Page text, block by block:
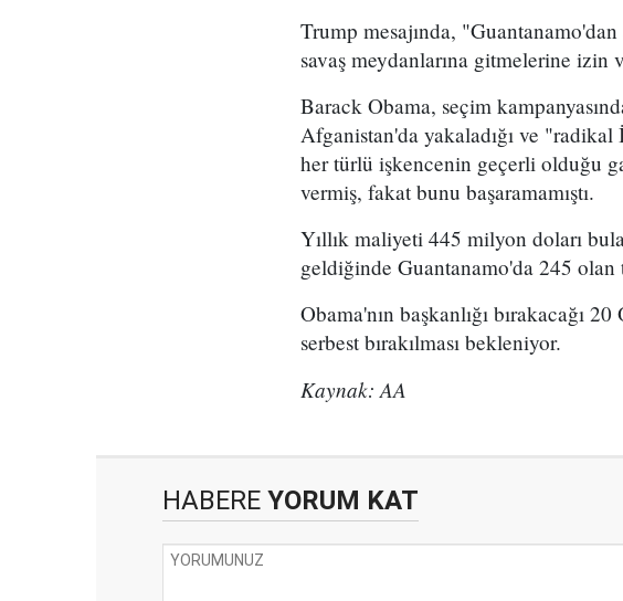
Trump mesajında,
savaş meydanlarına gitmelerine
Barack Obama, seçim
Afganistan'da yakaladığı ve "radikal
her türlü işkencenin geçerli olduğu
vermiş, fakat bunu başaramamıştı.
Yıllık maliyeti 445 milyon doları
geldiğinde Guantanamo'da 245 olan
Obama'nın başkanlığı bırakacağı
serbest bırakılması bekleniyor.
Kaynak: AA
HABERE YORUM KAT